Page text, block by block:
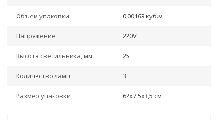
Объем упаковки 0,00163 куб.м
Напряжение 220V
Высота светильника, мм 25
Количество ламп 3
Размер упаковки 62x7,5x3,5 см